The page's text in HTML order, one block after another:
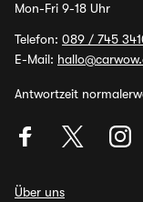
Mon-Fri 9-18 Uhr
Telefon: 089 / 745
E-Mail:
Antwortzeit
Über uns